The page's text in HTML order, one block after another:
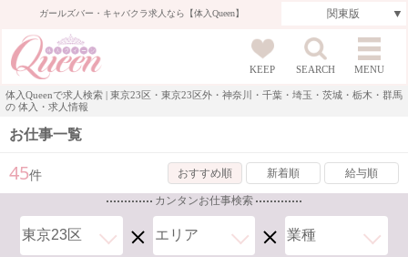
ガールズバー・キャバクラ求人なら【体入Queen】
KEEP SEARCH MENU
体入Queenで求人検索 | 東京23区・東京23区外・神奈川・千葉・埼玉・茨城・栃木・群馬
の 体入・求人情報
お仕事一覧
45件 おすすめ順 新着順 給与順
カンタンお仕事検索